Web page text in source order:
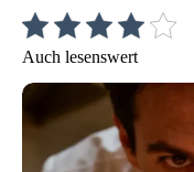
Auch lesenswert